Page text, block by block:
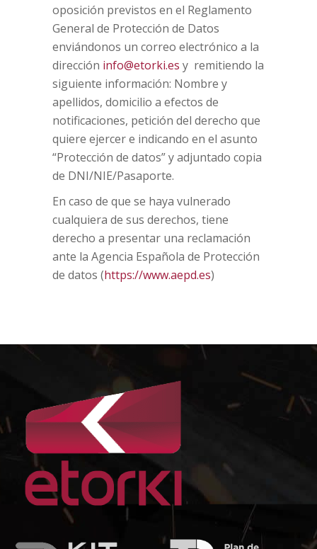
oposición previstos en el Reglamento
General de Protección de Datos
enviándonos un correo electrónico a la
dirección info@etorki.es y remitiendo la
siguiente información: Nombre y
apellidos, domicilio a efectos de
notificaciones, petición del derecho que
quiere ejercer e indicando en el asunto
“Protección de datos” y adjuntado copia
de DNI/NIE/Pasaporte.
En caso de que se haya vulnerado
cualquiera de sus derechos, tiene
derecho a presentar una reclamación
ante la Agencia Española de Protección
de datos (https://www.aepd.es)